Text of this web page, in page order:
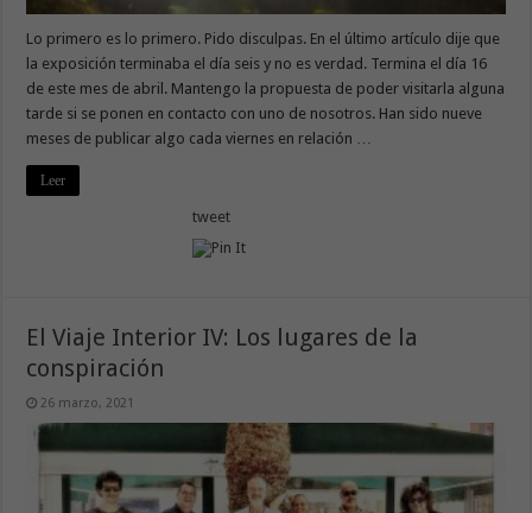
Lo primero es lo primero. Pido disculpas. En el último artículo dije que
la exposición terminaba el día seis y no es verdad. Termina el día 16
de este mes de abril. Mantengo la propuesta de poder visitarla alguna
tarde si se ponen en contacto con uno de nosotros. Han sido nueve
meses de publicar algo cada viernes en relación …
Leer
tweet
El Viaje Interior IV: Los lugares de la
conspiración
26 marzo, 2021